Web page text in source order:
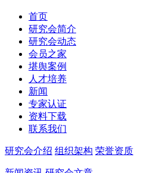
首页
研究会简介
研究会动态
会员之家
堪舆案例
人才培养
新闻
专家认证
资料下载
联系我们
研究会介绍 组织架构 荣誉资质